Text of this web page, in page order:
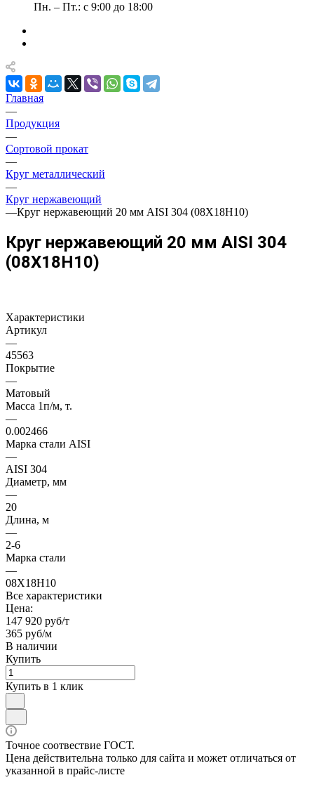
Пн. – Пт.: с 9:00 до 18:00
Главная
—
Продукция
—
Сортовой прокат
—
Круг металлический
—
Круг нержавеющий
—Круг нержавеющий 20 мм AISI 304 (08Х18Н10)
Круг нержавеющий 20 мм AISI 304
(08Х18Н10)
Характеристики
Артикул
—
45563
Покрытие
—
Матовый
Масса 1п/м, т.
—
0.002466
Марка стали AISI
—
AISI 304
Диаметр, мм
—
20
Длина, м
—
2-6
Марка стали
—
08Х18Н10
Все характеристики
Цена:
147 920 руб/т
365 руб/м
В наличии
Купить
Купить в 1 клик
Точное соотвествие ГОСТ.
Цена действительна только для сайта и может отличаться от
указанной в прайс-листе